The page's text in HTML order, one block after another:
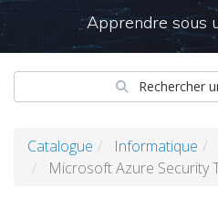
Apprendre sous
Rechercher
Catalogue Informatique
Microsoft Azure Security